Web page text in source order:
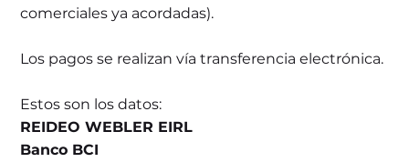
comerciales ya acordadas).
Los pagos se realizan vía transferencia electrónica.
Estos son los datos:
REIDEO WEBLER EIRL
Banco BCI